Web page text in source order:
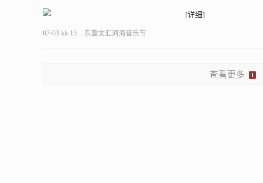
[详细]
07-03 kk:13 东营文汇河海音乐节
查看更多